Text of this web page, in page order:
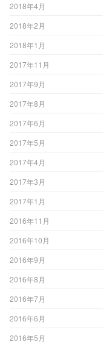
2018年4月
2018年2月
2018年1月
2017年11月
2017年9月
2017年8月
2017年6月
2017年5月
2017年4月
2017年3月
2017年1月
2016年11月
2016年10月
2016年9月
2016年8月
2016年7月
2016年6月
2016年5月